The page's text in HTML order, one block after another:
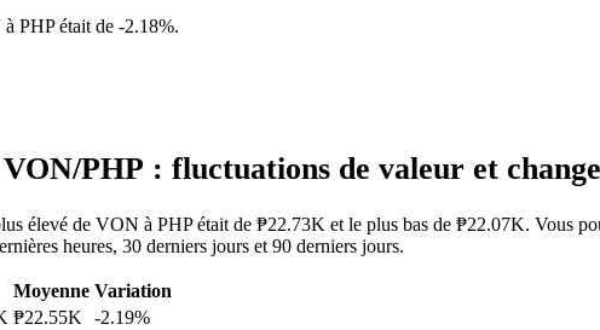
PHP était de -2.18%.
VON/PHP : fluctuations de valeur et
élevé de VON à PHP était de ₱22.73K et le plus bas de ₱22.07K. Vous
heures, 30 derniers jours et 90 derniers jours.
Moyenne Variation
₱22.55K
-2.19%